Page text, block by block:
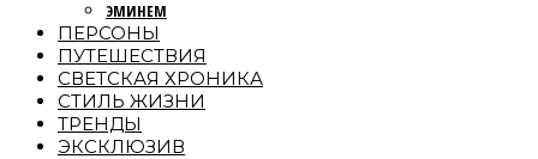
ЭМИНЕМ
ПЕРСОНЫ
ПУТЕШЕСТВИЯ
СВЕТСКАЯ ХРОНИКА
СТИЛЬ ЖИЗНИ
ТРЕНДЫ
ЭКСКЛЮЗИВ